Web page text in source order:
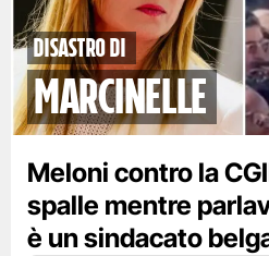
disastro di
marcinelle
Meloni contro la
spalle mentre
è un sindacato